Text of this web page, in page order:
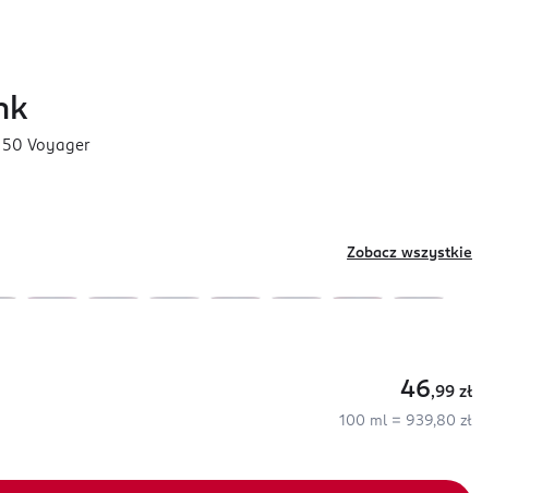
50 Voyager
Zobacz wszystkie
46,99 zł
100 ml = 939,80 zł